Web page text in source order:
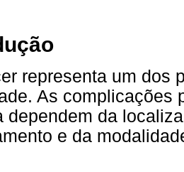
representa um dos
As complicações
dependem da
e da